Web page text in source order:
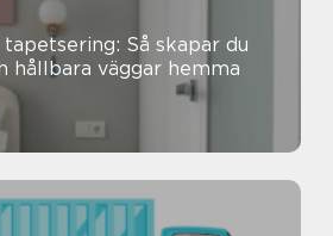
Så skapar du
hållbara väggar hemma